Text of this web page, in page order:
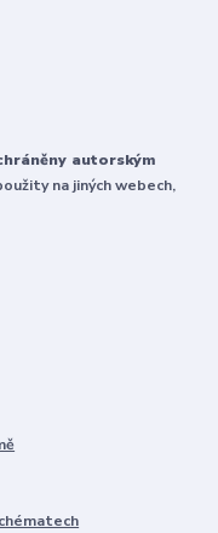
autorským
na jiných webech,